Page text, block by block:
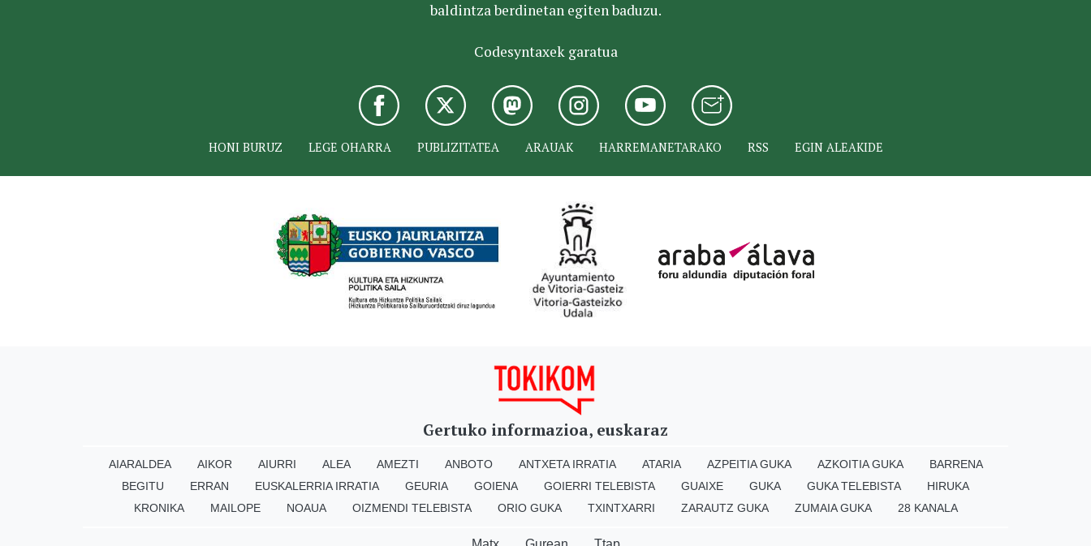
baldintza berdinetan egiten baduzu.
Codesyntaxek garatua
HONI BURUZ LEGE OHARRA PUBLIZITATEA ARAUAK HARREMANETARAKO RSS EGIN ALEAKIDE
Gertuko informazioa, euskaraz
AIARALDEA AIKOR AIURRI ALEA AMEZTI ANBOTO ANTXETA IRRATIA ATARIA AZPEITIA GUKA AZKOITIA GUKA
BARRENA
BEGITU
ERRAN EUSKALERRIA IRRATIA GEURIA GOIENA GOIERRI TELEBISTA GUAIXE GUKA GUKA TELEBISTA
HIRUKA
KRONIKA
MAILOPE NOAUA OIZMENDI TELEBISTA ORIO GUKA TXINTXARRI ZARAUTZ GUKA ZUMAIA GUKA 28 KANALA